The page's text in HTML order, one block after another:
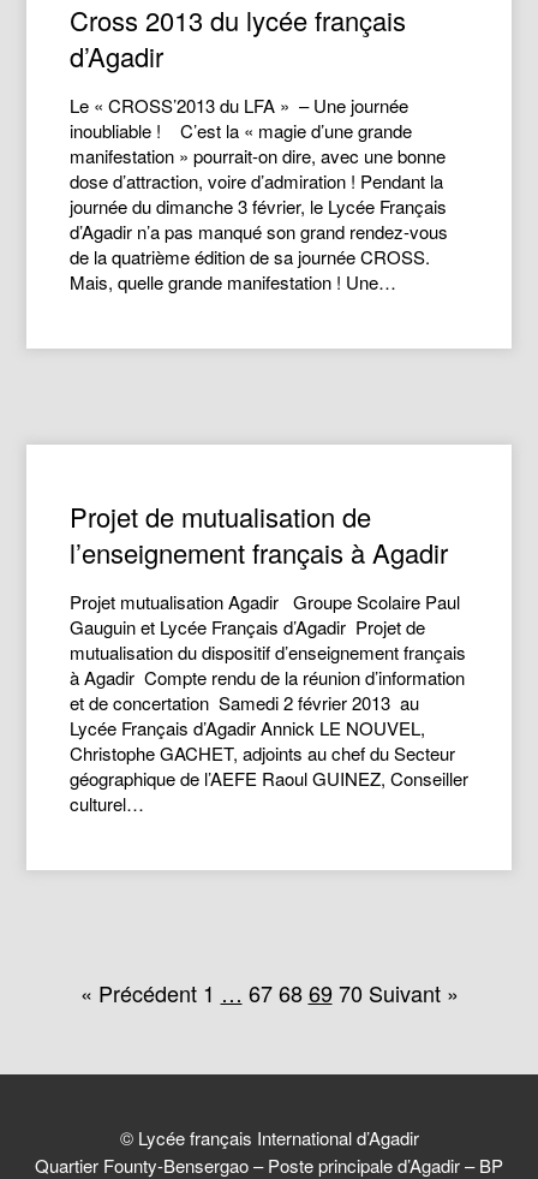
Cross 2013 du lycée français
d’Agadir
Le « CROSS’2013 du LFA » – Une journée
inoubliable ! C’est la « magie d’une grande
manifestation » pourrait-on dire, avec une bonne
dose d’attraction, voire d’admiration ! Pendant la
journée du dimanche 3 février, le Lycée Français
d’Agadir n’a pas manqué son grand rendez-vous
de la quatrième édition de sa journée CROSS.
Mais, quelle grande manifestation ! Une…
Projet de mutualisation de
l’enseignement français à Agadir
Projet mutualisation Agadir Groupe Scolaire Paul
Gauguin et Lycée Français d’Agadir Projet de
mutualisation du dispositif d’enseignement français
à Agadir Compte rendu de la réunion d’information
et de concertation Samedi 2 février 2013 au
Lycée Français d’Agadir Annick LE NOUVEL,
Christophe GACHET, adjoints au chef du Secteur
géographique de l’AEFE Raoul GUINEZ, Conseiller
culturel…
« Précédent 1 … 67 68 69 70 Suivant »
© Lycée français International d’Agadir
Quartier Founty-Bensergao – Poste principale d’Agadir – BP